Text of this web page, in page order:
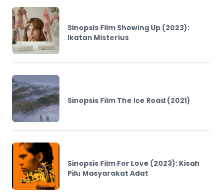
Sinopsis Film Showing Up (2023):
Ikatan Misterius
Sinopsis Film The Ice Road (2021)
Sinopsis Film For Love (2023): Kisah
Pilu Masyarakat Adat